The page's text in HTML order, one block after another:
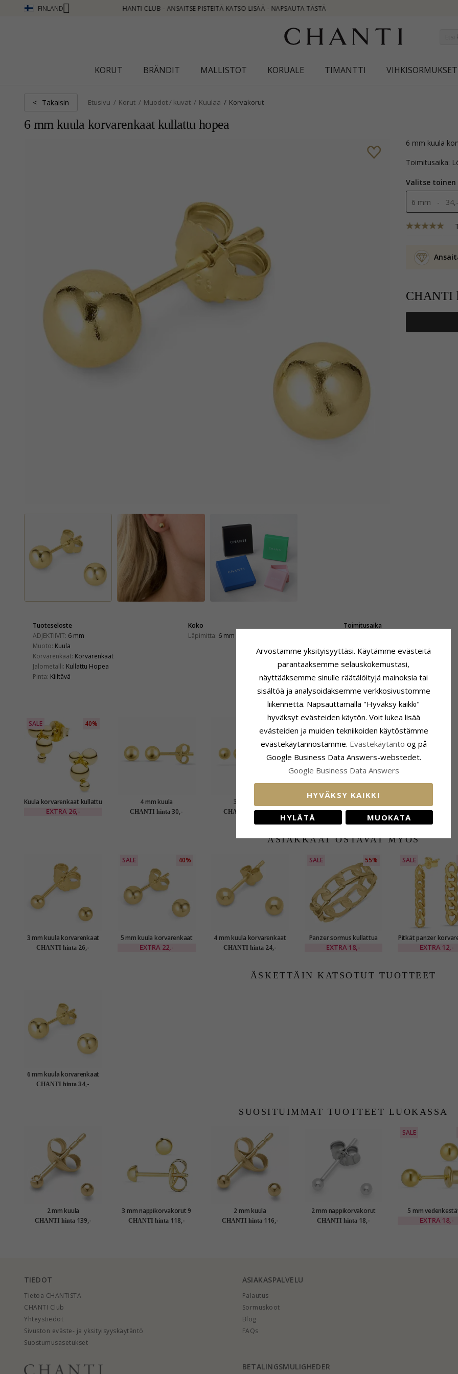
FINLAND
- NAPSAUTA TÄSTÄ
KORUT BRÄNDIT MALLISTOT KORUALE TIMANTTI VIHKISORMUKSET
< Takaisin Etusivu Korut Muodot / kuvat Kuulaa Korvakorut
6 mm kuula korvarenkaat kullattu hopea
6 mm kuula
Toimitusaika:
Valitse
6 mm - 34,-
CHANTI
Tuoteseloste
ADJEKTIIVIT: 6 mm
Muoto: Kuula
Korvarenkaat: Korvarenkaat
Jalometalli: Kullattu Hopea
Pinta: Kiiltävä
Koko
Läpimitta: 6 mm
Toimitusaika
LIITTYVÄT TUOTTEET
SALE 40%
Kuula korvarenkaat kullattu
hopea - Bubbly Pure
EXTRA 26,-
4 mm kuula
nappikorvakorut kullattu
CHANTI hinta 30,-
3 mm kuula
nappikorvakorut kullattu
CHANTI hinta 20,-
nappikorvakorut kullattu
EXTRA20,-
ASIAKKAAT OSTAVAT MYÖS
3 mm kuula korvarenkaat
kullattu hopea
CHANTI hinta 26,-
SALE 40%
5 mm kuula korvarenkaat
kullattu hopea
EXTRA 22,-
4 mm kuula korvarenkaat
kullattua hopeaa
CHANTI hinta 24,-
SALE 55%
Panzer sormus kullattua
hopeaa
EXTRA 18,-
SALE
Pitkät panzer
kullattu hopea
EXTRA 12,-
ÄSKETTÄIN KATSOTUT TUOTTEET
6 mm kuula korvarenkaat
kullattu hopea
CHANTI hinta 34,-
SUOSITUIMMAT TUOTTEET LUOKASSA
2 mm kuula
nappikorvakorut 14
CHANTI hinta 139,-
3 mm nappikorvakorut 9
karaatin kultaa - Gold
CHANTI hinta 118,-
2 mm kuula
nappikorvakorut 9 karaatin
CHANTI hinta 116,-
2 mm nappikorvakorut
hopea
CHANTI hinta 18,-
SALE
5 mm
nappikorvakorut kullattu
EXTRA 18,-
TIEDOT
Tietoa CHANTISTA
CHANTI Club
Yhteystiedot
Sivuston eväste- ja yksityisyyskäytäntö
Suostumusasetukset
ASIAKASPALVELU
Palautus
Sormuskoot
Blog
FAQs
BETALINGSMULIGHEDER
Arvostamme yksityisyyttäsi. Käytämme evästeitä
parantaaksemme selauskokemustasi,
näyttääksemme sinulle räätälöityjä mainoksia tai
sisältöä ja analysoidaksemme verkkosivustomme
liikennettä. Napsauttamalla "Hyväksy kaikki"
hyväksyt evästeiden käytön. Voit lukea lisää
evästeiden ja muiden tekniikoiden käytöstämme
evästekäytännöstämme. Evästekäytäntö og på
Google Business Data Answers-webstedet.
Google Business Data Answers
HYVÄKSY KAIKKI
HYLÄTÄ MUOKATA